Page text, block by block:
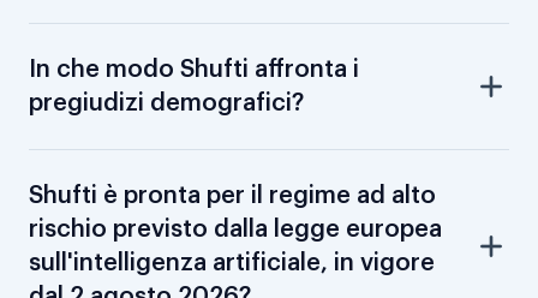
In che modo Shufti affronta i
pregiudizi demografici?
Shufti è pronta per il regime ad alto
rischio previsto dalla legge europea
sull'intelligenza artificiale, in vigore